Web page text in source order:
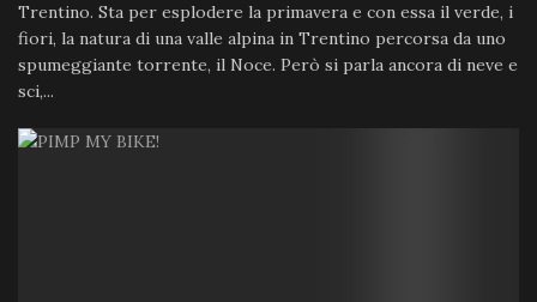
Trentino. Sta per esplodere la primavera e con essa il verde, i
fiori, la natura di una valle alpina in Trentino percorsa da uno
spumeggiante torrente, il Noce. Però si parla ancora di neve e
sci,...